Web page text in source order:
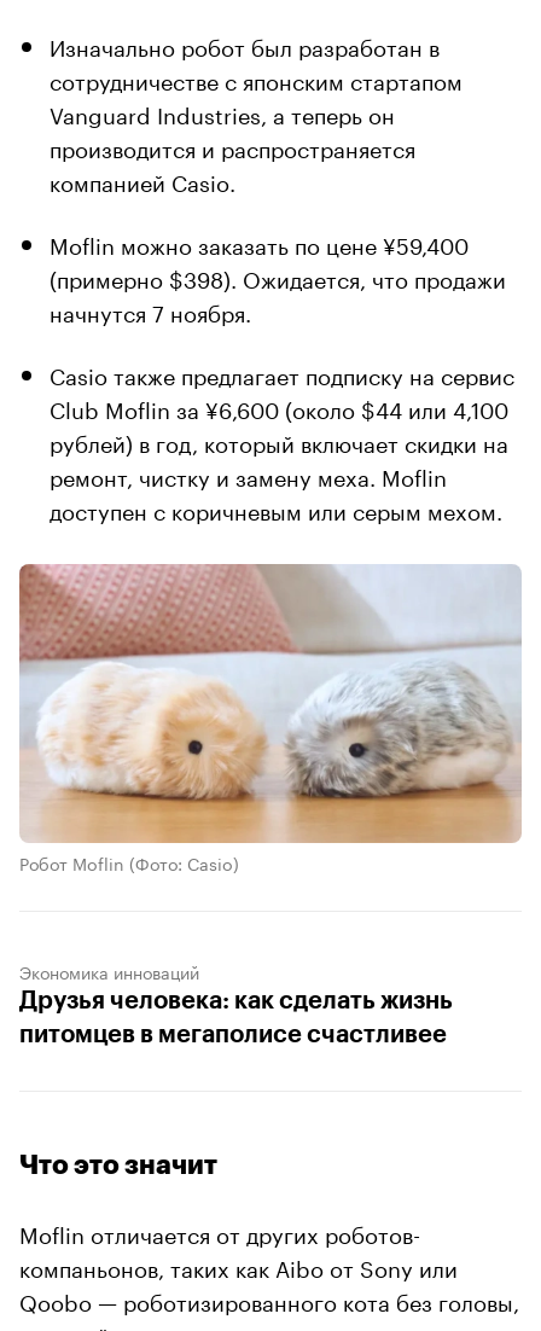
Изначально робот был разработан в
сотрудничестве с японским стартапом
Vanguard Industries, а теперь он
производится и распространяется
компанией Casio.
Moflin можно заказать по цене ¥59,400
(примерно $398). Ожидается, что продажи
начнутся 7 ноября.
Casio также предлагает подписку на сервис
Club Moflin за ¥6,600 (около $44 или 4,100
рублей) в год, который включает скидки на
ремонт, чистку и замену меха. Moflin
доступен с коричневым или серым мехом.
Робот Moflin (Фото: Casio)
Экономика инноваций
Друзья человека: как сделать жизнь
питомцев в мегаполисе счастливее
Что это значит
Moflin отличается от других роботов-
компаньонов, таких как Aibo от Sony или
Qoobo — роботизированного кота без головы,